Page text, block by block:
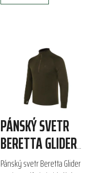
PÁNSKÝ SVETR
BERETTA GLIDER
MERINO HALF ZIP
Pánský svetr Beretta Glider